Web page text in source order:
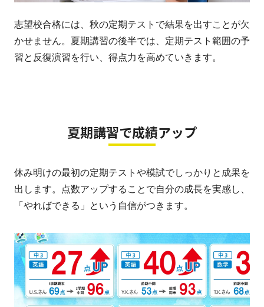
志望校合格には、秋の定期テストで結果を出すことが欠
かせません。夏期講習の後半では、定期テスト範囲の予
習と反復演習を行い、得点力を高めていきます。
夏期講習で成績アップ
休み明けの最初の定期テストや模試でしっかりと成果を
出します。点数アップすることで自分の成長を実感し、
「やればできる」という自信がつきます。